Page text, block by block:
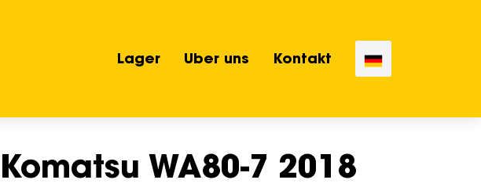
Lager Uber uns Kontakt
Komatsu WA80-7 2018